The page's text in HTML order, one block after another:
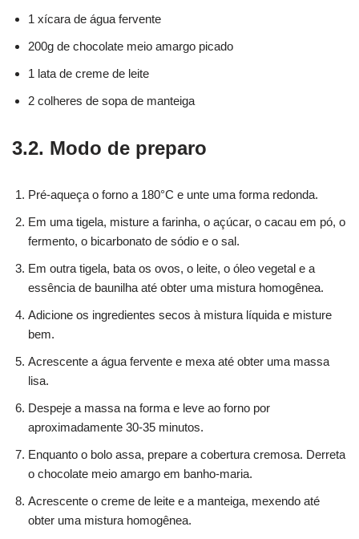
1 xícara de água fervente
200g de chocolate meio amargo picado
1 lata de creme de leite
2 colheres de sopa de manteiga
3.2. Modo de preparo
Pré-aqueça o forno a 180°C e unte uma forma redonda.
Em uma tigela, misture a farinha, o açúcar, o cacau em pó, o
fermento, o bicarbonato de sódio e o sal.
Em outra tigela, bata os ovos, o leite, o óleo vegetal e a
essência de baunilha até obter uma mistura homogênea.
Adicione os ingredientes secos à mistura líquida e misture
bem.
Acrescente a água fervente e mexa até obter uma massa
lisa.
Despeje a massa na forma e leve ao forno por
aproximadamente 30-35 minutos.
Enquanto o bolo assa, prepare a cobertura cremosa. Derreta
o chocolate meio amargo em banho-maria.
Acrescente o creme de leite e a manteiga, mexendo até
obter uma mistura homogênea.